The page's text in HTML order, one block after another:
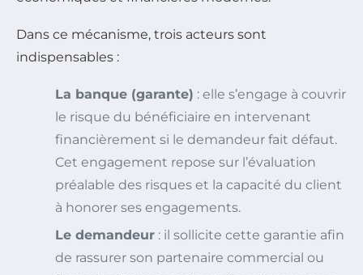
Dans ce mécanisme, trois acteurs sont
indispensables :
La banque (garante) : elle s’engage à couvrir
le risque du bénéficiaire en intervenant
financièrement si le demandeur fait défaut.
Cet engagement repose sur l’évaluation
préalable des risques et la capacité du client
à honorer ses engagements.
Le demandeur : il sollicite cette garantie afin
de rassurer son partenaire commercial ou